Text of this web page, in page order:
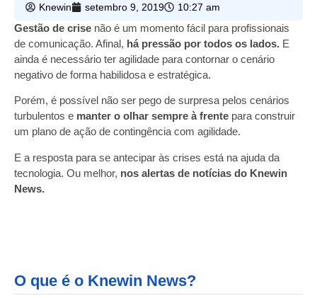
Knewin setembro 9, 2019 10:27 am
Gestão de crise não é um momento fácil para profissionais
de comunicação. Afinal, há pressão por todos os lados. E
ainda é necessário ter agilidade para contornar o cenário
negativo de forma habilidosa e estratégica.
Porém, é possível não ser pego de surpresa pelos cenários
turbulentos e manter o olhar sempre à frente para construir
um plano de ação de contingência com agilidade.
E a resposta para se antecipar às crises está na ajuda da
tecnologia. Ou melhor, nos alertas de notícias do Knewin
News.
O que é o Knewin News?